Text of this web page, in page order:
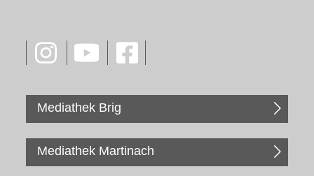
Mediathek Brig
Mediathek Martinach